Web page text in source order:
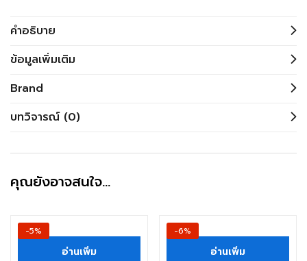
คำอธิบาย
ข้อมูลเพิ่มเติม
Brand
บทวิจารณ์ (0)
คุณยังอาจสนใจ…
-5%
อ่านเพิ่ม
-6%
อ่านเพิ่ม